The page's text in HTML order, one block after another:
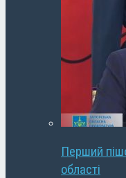
Перший
області